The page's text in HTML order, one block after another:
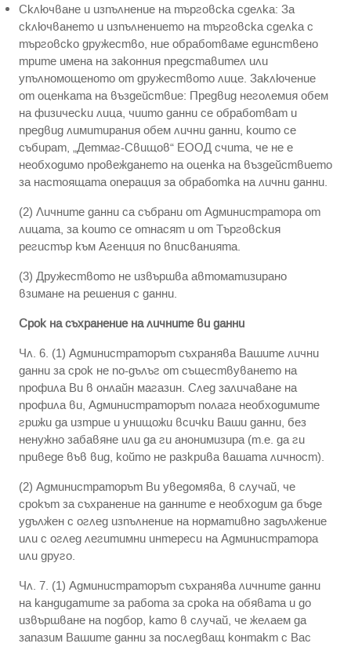
Сключване и изпълнение на търговска сделка: За
сключването и изпълнението на търговска сделка с
търговско дружество, ние обработваме единствено
трите имена на законния представител или
упълномощеното от дружеството лице. Заключение
от оценката на въздействие: Предвид неголемия обем
на физически лица, чиито данни се обработват и
предвид лимитирания обем лични данни, които се
събират, „Детмаг-Свищов“ ЕООД счита, че не е
необходимо провеждането на оценка на въздействието
за настоящата операция за обработка на лични данни.
(2) Личните данни са събрани от Администратора от
лицата, за които се отнасят и от Търговския
регистър към Агенция по вписванията.
(3) Дружеството не извършва автоматизирано
взимане на решения с данни.
Срок на съхранение на личните ви данни
Чл. 6. (1) Администраторът съхранява Вашите лични
данни за срок не по-дълъг от съществуването на
профила Ви в онлайн магазин. След заличаване на
профила ви, Администраторът полага необходимите
грижи да изтрие и унищожи всички Ваши данни, без
ненужно забавяне или да ги анонимизира (т.е. да ги
приведе във вид, който не разкрива вашата личност).
(2) Администраторът Ви уведомява, в случай, че
срокът за съхранение на данните е необходим да бъде
удължен с оглед изпълнение на нормативно задължение
или с оглед легитимни интереси на Администратора
или друго.
Чл. 7. (1) Администраторът съхранява личните данни
на кандидатите за работа за срока на обявата и до
извършване на подбор, като в случай, че желаем да
запазим Вашите данни за последващ контакт с Вас